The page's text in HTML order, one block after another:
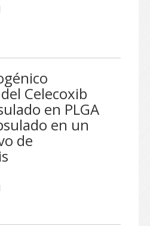
Celecoxib
en PLGA
en un
de